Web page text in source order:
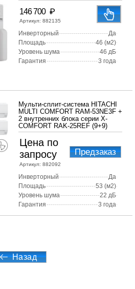
146 700 ₽
Артикул: 882135
Инверторный
Да
Площадь
46 (м2)
Уровень шума
46 дБ
Гарантия
3 года
Мульти-сплит-система HITACHI
MULTI COMFORT RAM-53NE3F +
2 внутренних блока серии X-
COMFORT RAK-25REF (9+9)
Цена по
запросу
Артикул: 882092
Предзаказ
Инверторный
Да
Площадь
53 (м2)
Уровень шума
22 дБ
Гарантия
3 года
Назад